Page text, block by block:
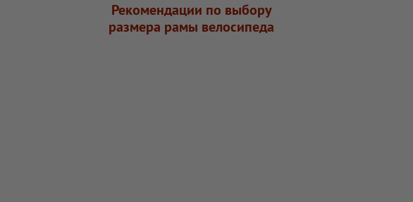
Рекомендации по выбору
размера рамы велосипеда